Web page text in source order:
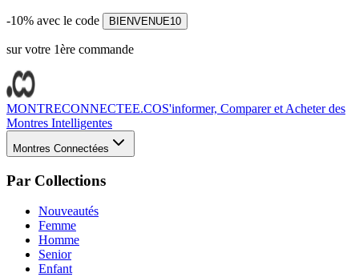
-10% avec le code BIENVENUE10
sur votre 1ère commande
MONTRECONNECTEE.COS'informer, Comparer et Acheter des
Montres Intelligentes
Montres Connectées
Par Collections
Nouveautés
Femme
Homme
Senior
Enfant